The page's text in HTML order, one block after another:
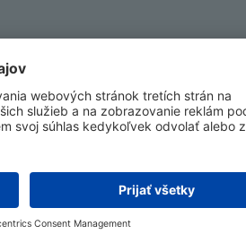
noviniek
Prihlásiť sa